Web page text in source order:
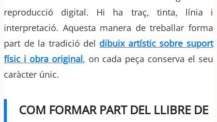
reproducció digital. Hi ha traç, tinta, línia i
interpretació. Aquesta manera de treballar forma
part de la tradició del dibuix artístic sobre suport
físic i obra original, on cada peça conserva el seu
caràcter únic.
COM FORMAR PART DEL LLIBRE DE